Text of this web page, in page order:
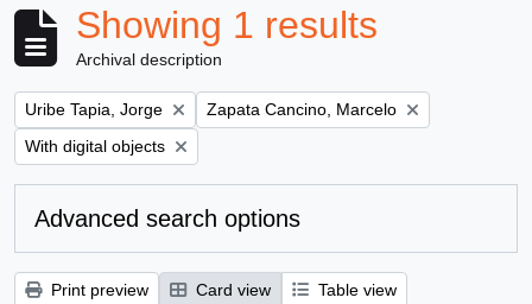
Showing 1 results
Archival description
Remove filter:
Uribe Tapia, Jorge Remove filter:
Zapata Cancino, Marcelo
Remove filter:
With digital objects
Advanced search options
Print preview Card view
Table view